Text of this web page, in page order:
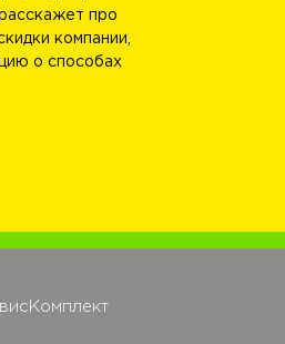
про
компании,
о способах